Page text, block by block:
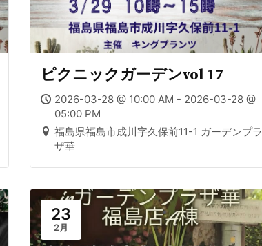
ピクニックガーデンvol 17
2026-03-28 @ 10:00 AM - 2026-03-28 @
05:00 PM
福島県福島市成川字久保前11-1 ガーデンプラ
ザ華
23
2月